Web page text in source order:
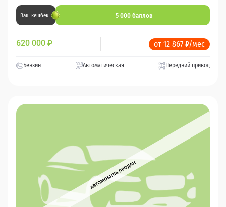
Ваш кешбек 5 000 баллов
620 000 ₽ от 12 867 ₽/мес
Бензин Автоматическая Передний привод